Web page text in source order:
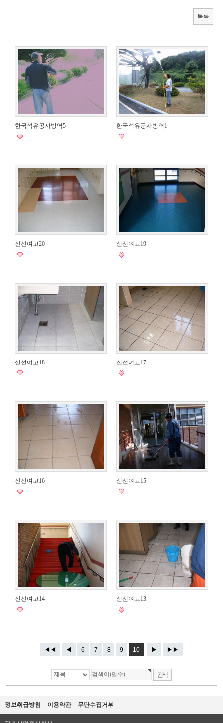
목록
한국석유공사방역5 한국석유공사방역1
신선여고20 신선여고19
신선여고18 신선여고17
신선여고16 신선여고15
신선여고14 신선여고13
◀◀ ◀ 6 7 8 9 10 ▶ ▶▶
정보취급방침 이용약관 무단수집거부